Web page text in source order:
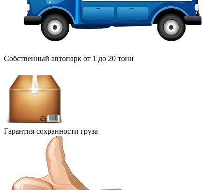
Собственный автопарк от 1 до 20 тонн
Гарантия сохранности груза